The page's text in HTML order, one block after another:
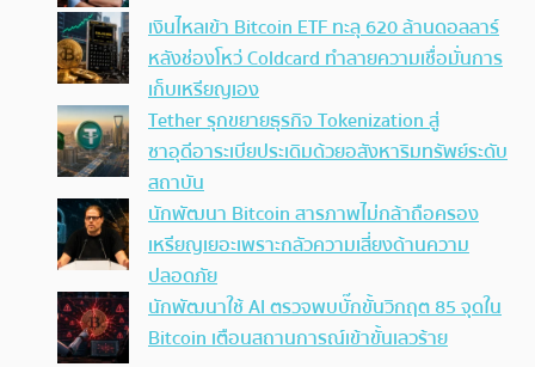
เงินไหลเข้า Bitcoin ETF ทะลุ 620 ล้านดอลลาร์
หลังช่องโหว่ Coldcard ทำลายความเชื่อมั่นการ
เก็บเหรียญเอง
Tether รุกขยายธุรกิจ Tokenization สู่
ซาอุดีอาระเบียประเดิมด้วยอสังหาริมทรัพย์ระดับ
สถาบัน
นักพัฒนา Bitcoin สารภาพไม่กล้าถือครอง
เหรียญเยอะเพราะกลัวความเสี่ยงด้านความ
ปลอดภัย
นักพัฒนาใช้ AI ตรวจพบบั๊กขั้นวิกฤต 85 จุดใน
Bitcoin เตือนสถานการณ์เข้าขั้นเลวร้าย